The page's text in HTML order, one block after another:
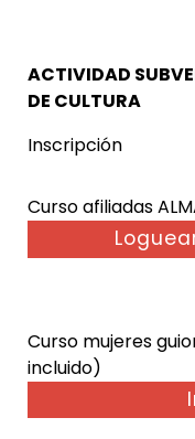
ACTIVIDAD
DE CULTURA
Inscripción
Curso afiliadas
Curso mujeres
incluido)